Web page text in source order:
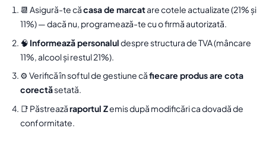
📆 Asigură-te căcasa de marcatare cotele actualizate (21% și
11%) — dacă nu, programează-te cu o firmă autorizată.
🧠 Informează personaluldespre structura de TVA (mâncare
11%, alcool și restul 21%).
⚙ Verifică în softul de gestiune căfiecare produs are cota
corectăsetată.
📑 Păstreazăraportul Zemis după modificări ca dovadă de
conformitate.